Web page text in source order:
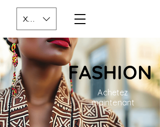
XOF (CFA)
FASHION
Achetez
maintenant